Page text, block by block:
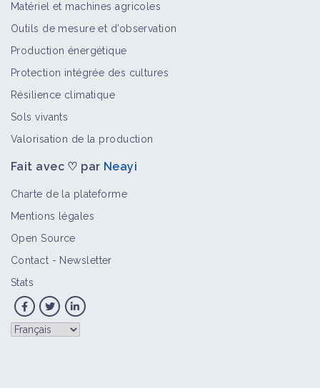
Matériel et machines agricoles
Outils de mesure et d’observation
Production énergétique
Protection intégrée des cultures
Résilience climatique
Sols vivants
Valorisation de la production
Fait avec ♡ par Neayi
Charte de la plateforme
Mentions légales
Open Source
Contact - Newsletter
Stats